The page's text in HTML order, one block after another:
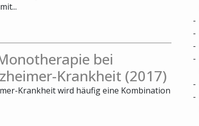
bei
Krankheit (2017)
Krankheit wird häufig eine Kombination